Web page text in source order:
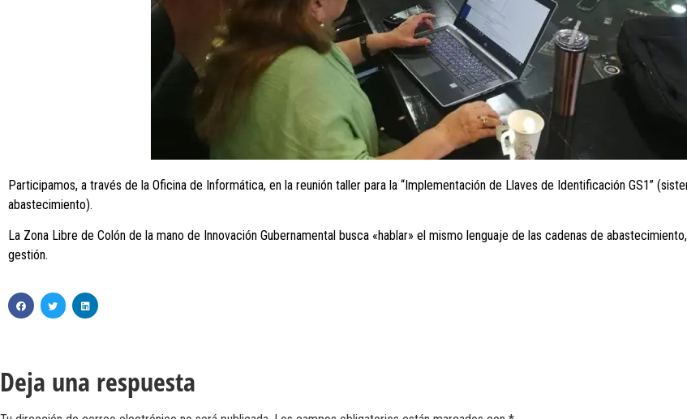
Participamos, a través de la Oficina de Informática, en la reunión taller para la “Implementación de Llaves de Identificación GS1”
abastecimiento).
La Zona Libre de Colón de la mano de Innovación Gubernamental busca «hablar» el mismo lenguaje de las cadenas de
gestión.
Deja una respuesta